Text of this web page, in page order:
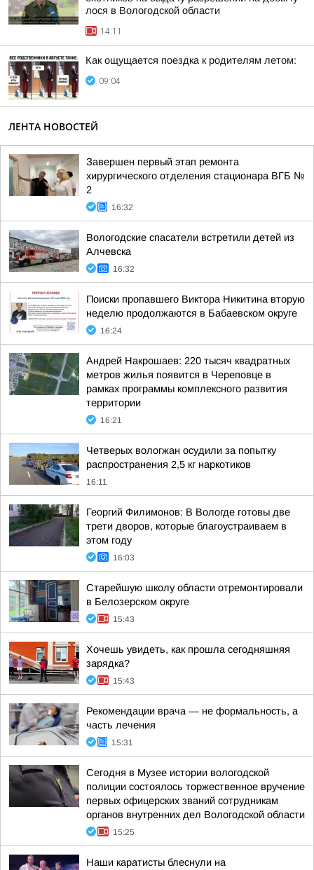
лося в Вологодской области
14:11
Как ощущается поездка к родителям летом:
09:04
ЛЕНТА НОВОСТЕЙ
Завершен первый этап ремонта
хирургического отделения стационара ВГБ №
2
16:32
Вологодские спасатели встретили детей из
Алчевска
16:32
Поиски пропавшего Виктора Никитина вторую
неделю продолжаются в Бабаевском округе
16:24
Андрей Накрошаев: 220 тысяч квадратных
метров жилья появится в Череповце в
рамках программы комплексного развития
территории
16:21
Четверых вологжан осудили за попытку
распространения 2,5 кг наркотиков
16:11
Георгий Филимонов: В Вологде готовы две
трети дворов, которые благоустраиваем в
этом году
16:03
Старейшую школу области отремонтировали
в Белозерском округе
15:43
Хочешь увидеть, как прошла сегодняшняя
зарядка?
15:43
Рекомендации врача — не формальность, а
часть лечения
15:31
Сегодня в Музее истории вологодской
полиции состоялось торжественное вручение
первых офицерских званий сотрудникам
органов внутренних дел Вологодской области
15:25
Наши каратисты блеснули на